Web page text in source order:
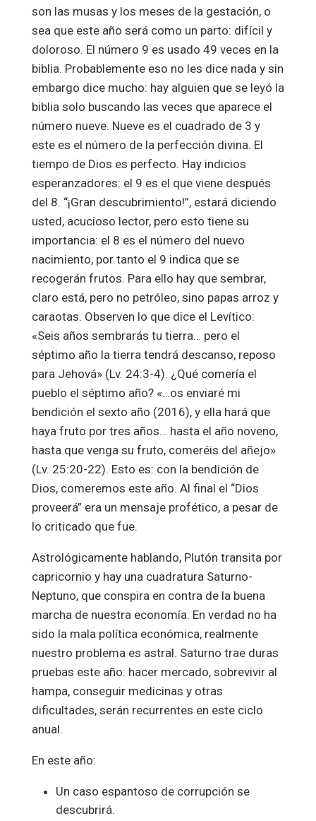
son las musas y los meses de la gestación, o
sea que este año será como un parto: difícil y
doloroso. El número 9 es usado 49 veces en la
biblia. Probablemente eso no les dice nada y sin
embargo dice mucho: hay alguien que se leyó la
biblia solo buscando las veces que aparece el
número nueve. Nueve es el cuadrado de 3 y
este es el número de la perfección divina. El
tiempo de Dios es perfecto. Hay indicios
esperanzadores: el 9 es el que viene después
del 8. “¡Gran descubrimiento!”, estará diciendo
usted, acucioso lector, pero esto tiene su
importancia: el 8 es el número del nuevo
nacimiento, por tanto el 9 indica que se
recogerán frutos. Para ello hay que sembrar,
claro está, pero no petróleo, sino papas arroz y
caraotas. Observen lo que dice el Levítico:
«Seis años sembrarás tu tierra… pero el
séptimo año la tierra tendrá descanso, reposo
para Jehová» (Lv. 24:3-4). ¿Qué comería el
pueblo el séptimo año? «…os enviaré mi
bendición el sexto año (2016), y ella hará que
haya fruto por tres años… hasta el año noveno,
hasta que venga su fruto, comeréis del añejo»
(Lv. 25:20-22). Esto es: con la bendición de
Dios, comeremos este año. Al final el “Dios
proveerá” era un mensaje profético, a pesar de
lo criticado que fue.
Astrológicamente hablando, Plutón transita por
capricornio y hay una cuadratura Saturno-
Neptuno, que conspira en contra de la buena
marcha de nuestra economía. En verdad no ha
sido la mala política económica, realmente
nuestro problema es astral. Saturno trae duras
pruebas este año: hacer mercado, sobrevivir al
hampa, conseguir medicinas y otras
dificultades, serán recurrentes en este ciclo
anual.
En este año:
Un caso espantoso de corrupción se
descubrirá.